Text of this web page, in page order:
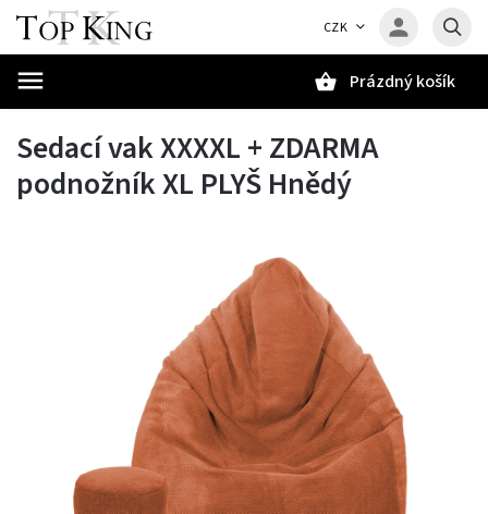
CZK
Prázdný košík
Sedací vak XXXXL + ZDARMA
podnožník XL PLYŠ Hnědý